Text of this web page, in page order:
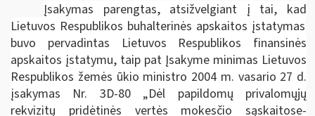
Įsakymas parengtas, atsižvelgiant į tai, kad
Lietuvos Respublikos buhalterinės apskaitos įstatymas
buvo pervadintas Lietuvos Respublikos finansinės
apskaitos įstatymu, taip pat Įsakyme minimas Lietuvos
Respublikos žemės ūkio ministro 2004 m. vasario 27 d.
įsakymas Nr. 3D-80 „Dėl papildomų privalomųjų
rekvizitų pridėtinės vertės mokesčio sąskaitose-